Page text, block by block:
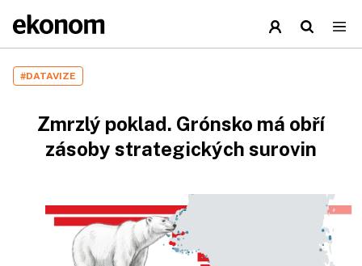
#DATAVIZE
Zmrzlý poklad. Grónsko má obří
zásoby strategických surovin